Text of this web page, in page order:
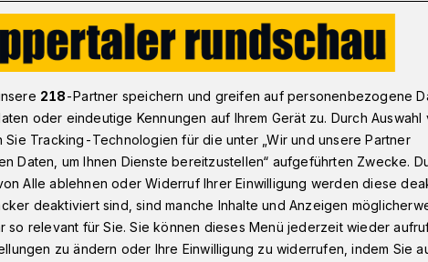
an der Bergischen Universität Wuppertal
218-Partner speichern und greifen auf personenbezogene
oder eindeutige Kennungen auf Ihrem Gerät zu. Durch Auswahl
Sie Tracking-Technologien für die unter „Wir und unsere Partner
Daten, um Ihnen Dienste bereitzustellen“ aufgeführten Zwecke.
Alle ablehnen oder Widerruf Ihrer Einwilligung werden diese
deaktiviert sind, sind manche Inhalte und Anzeigen
so relevant für Sie. Sie können dieses Menü jederzeit wieder
zu ändern oder Ihre Einwilligung zu widerrufen, indem Sie